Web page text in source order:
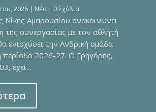
2026 | Νέα | 0 Σχόλια
Νίκης Αμαρουσίου ανακοινώνει
της συνεργασίας με τον αθλητή
ενισχύσει την Ανδρική ομάδα
περίοδο 2026-27. Ο Γρηγόρης,
έχει...